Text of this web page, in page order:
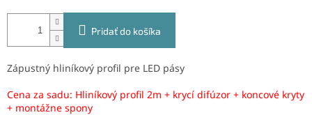
Pridať do košíka
Zápustný hliníkový profil pre LED pásy
Cena za sadu: Hliníkový profil 2m + krycí difúzor + koncové kryty
+ montážne spony